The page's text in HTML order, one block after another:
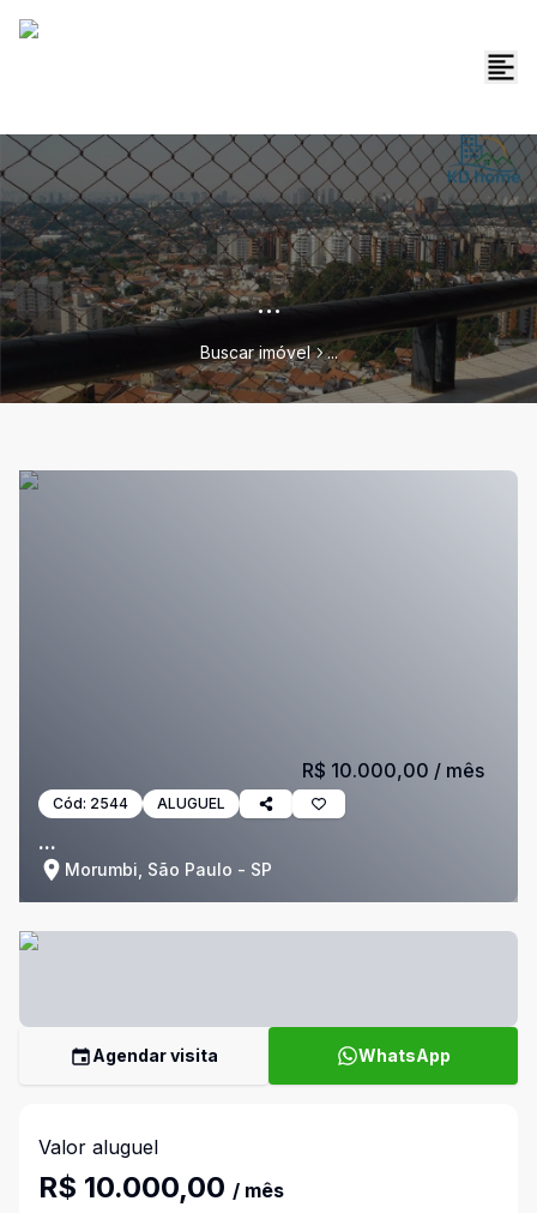
...
Buscar imóvel ...
Cód: 2544 ALUGUEL
...
Morumbi, São Paulo - SP
R$ 10.000,00 / mês
Agendar visita WhatsApp
Valor aluguel
R$ 10.000,00 / mês